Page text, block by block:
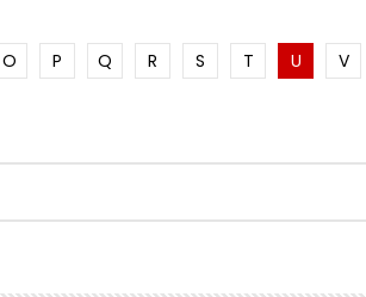
O P Q R S T U V